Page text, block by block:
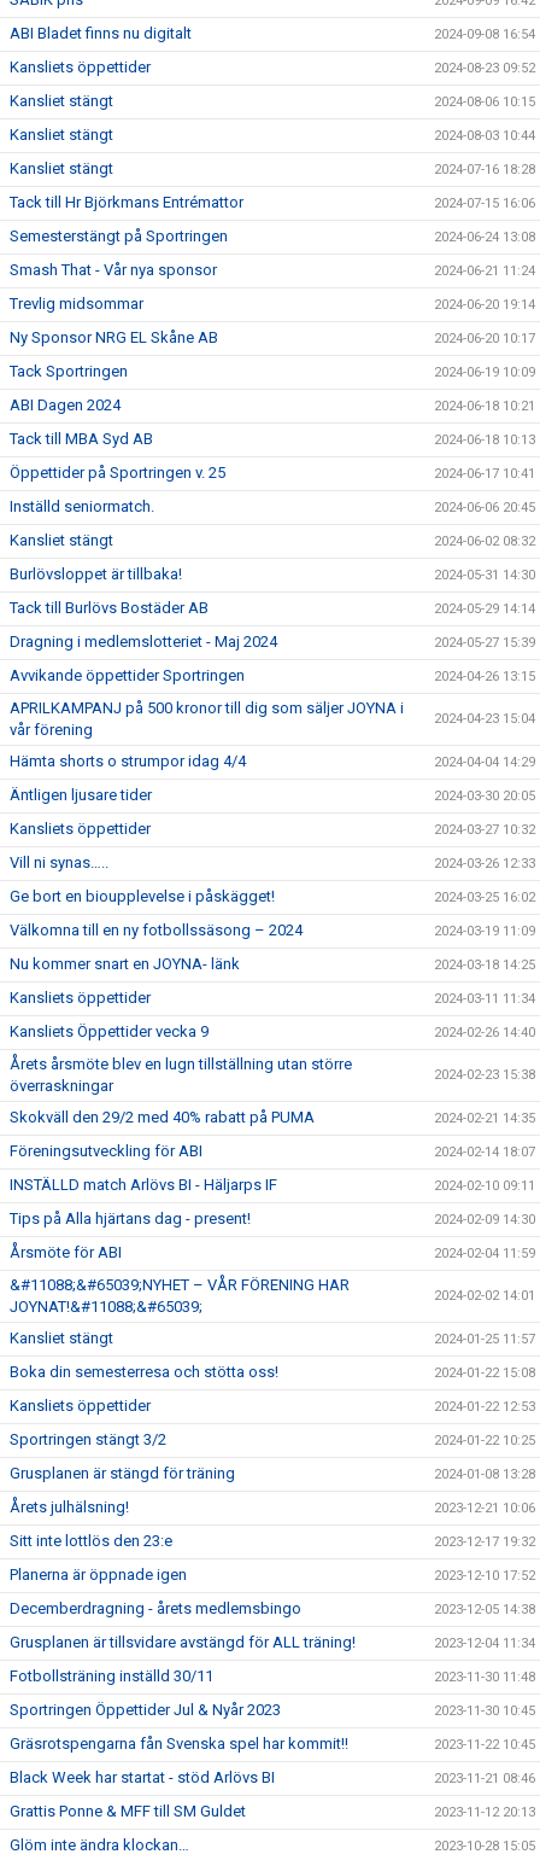
ABI Bladet finns nu digitalt 2024-09-08 16:54
Kansliets öppettider 2024-08-23 09:52
Kansliet stängt 2024-08-06 10:15
Kansliet stängt 2024-08-03 10:44
Kansliet stängt 2024-07-16 18:28
Tack till Hr Björkmans Entrémattor 2024-07-15 16:06
Semesterstängt på Sportringen 2024-06-24 13:08
Smash That - Vår nya sponsor 2024-06-21 11:24
Trevlig midsommar 2024-06-20 19:14
Ny Sponsor NRG EL Skåne AB 2024-06-20 10:17
Tack Sportringen 2024-06-19 10:09
ABI Dagen 2024 2024-06-18 10:21
Tack till MBA Syd AB 2024-06-18 10:13
Öppettider på Sportringen v. 25 2024-06-17 10:41
Inställd seniormatch. 2024-06-06 20:45
Kansliet stängt 2024-06-02 08:32
Burlövsloppet är tillbaka! 2024-05-31 14:30
Tack till Burlövs Bostäder AB 2024-05-29 14:14
Dragning i medlemslotteriet - Maj 2024 2024-05-27 15:39
Avvikande öppettider Sportringen 2024-04-26 13:15
APRILKAMPANJ på 500 kronor till dig som säljer JOYNA i
vår förening
2024-04-23 15:04
Hämta shorts o strumpor idag 4/4 2024-04-04 14:29
Äntligen ljusare tider 2024-03-30 20:05
Kansliets öppettider 2024-03-27 10:32
Vill ni synas….. 2024-03-26 12:33
Ge bort en bioupplevelse i påskägget! 2024-03-25 16:02
Välkomna till en ny fotbollssäsong – 2024 2024-03-19 11:09
Nu kommer snart en JOYNA- länk 2024-03-18 14:25
Kansliets öppettider 2024-03-11 11:34
Kansliets Öppettider vecka 9 2024-02-26 14:40
Årets årsmöte blev en lugn tillställning utan större
överraskningar
2024-02-23 15:38
Skokväll den 29/2 med 40% rabatt på PUMA 2024-02-21 14:35
Föreningsutveckling för ABI 2024-02-14 18:07
INSTÄLLD match Arlövs BI - Häljarps IF 2024-02-10 09:11
Tips på Alla hjärtans dag - present! 2024-02-09 14:30
Årsmöte för ABI 2024-02-04 11:59
&#11088;&#65039;NYHET – VÅR FÖRENING HAR
JOYNAT!&#11088;&#65039;
2024-02-02 14:01
Kansliet stängt 2024-01-25 11:57
Boka din semesterresa och stötta oss! 2024-01-22 15:08
Kansliets öppettider 2024-01-22 12:53
Sportringen stängt 3/2 2024-01-22 10:25
Grusplanen är stängd för träning 2024-01-08 13:28
Årets julhälsning! 2023-12-21 10:06
Sitt inte lottlös den 23:e 2023-12-17 19:32
Planerna är öppnade igen 2023-12-10 17:52
Decemberdragning - årets medlemsbingo 2023-12-05 14:38
Grusplanen är tillsvidare avstängd för ALL träning! 2023-12-04 11:34
Fotbollsträning inställd 30/11 2023-11-30 11:48
Sportringen Öppettider Jul & Nyår 2023 2023-11-30 10:45
Gräsrotspengarna fån Svenska spel har kommit!! 2023-11-22 10:45
Black Week har startat - stöd Arlövs BI 2023-11-21 08:46
Grattis Ponne & MFF till SM Guldet 2023-11-12 20:13
Glöm inte ändra klockan… 2023-10-28 15:05